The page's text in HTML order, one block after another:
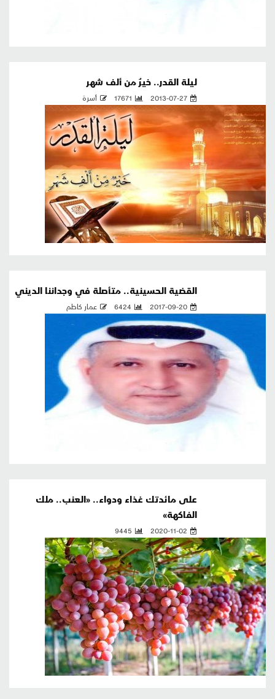
ليلة القدر.. خيرٌ من ألف شهر
2013-07-27
17671 أسرة
القضية الحسينية.. متأصلة في وجداننا الديني
2017-09-20
6424 عمار كاظم
على مائدتك غذاء ودواء.. «العنب.. ملك
الفاكهة»
2020-11-02
9445